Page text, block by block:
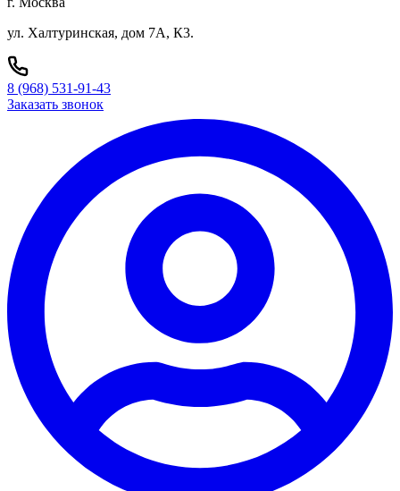
ул. Халтуринская, дом 7А, К3.
8 (968) 531-91-43
Заказать звонок